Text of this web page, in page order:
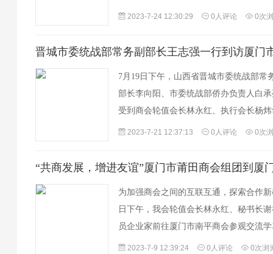
2023-7-24 12:30:29 0人评论 0次
晋城市委统战部常务副部长王志强一行到访厦门
7月19日下午，山西省晋城市委统战部常
部长李向阳、市委统战部侨办负责人白
受到商会轮值会长林永红、执行会长杨
陈湘楠及会员企业家代表的热情接待，
2023-7-21 12:37:13 0人评论 0次
“共商发展，增进友谊”厦门市莆田商会组团到厦
为加强商会之间的互联互通，探索合作
日下午，我会轮值会长林永红、秘书长
员企业家前往厦门市南平商会参观交流
常务副会长蔡军、彭吉辉、党支部书记
2023-7-9 12:39:24 0人评论 0次浏